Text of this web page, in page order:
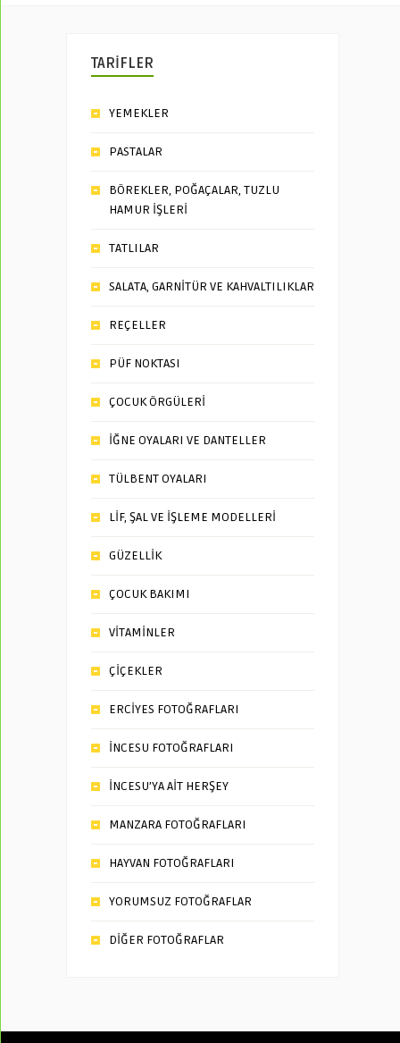
TARİFLER
YEMEKLER
PASTALAR
BÖREKLER, POĞAÇALAR, TUZLU
HAMUR İŞLERİ
TATLILAR
SALATA, GARNİTÜR VE KAHVALTILIKLAR
REÇELLER
PÜF NOKTASI
ÇOCUK ÖRGÜLERİ
İĞNE OYALARI VE DANTELLER
TÜLBENT OYALARI
LİF, ŞAL VE İŞLEME MODELLERİ
GÜZELLİK
ÇOCUK BAKIMI
VİTAMİNLER
ÇİÇEKLER
ERCİYES FOTOĞRAFLARI
İNCESU FOTOĞRAFLARI
İNCESU’YA AİT HERŞEY
MANZARA FOTOĞRAFLARI
HAYVAN FOTOĞRAFLARI
YORUMSUZ FOTOĞRAFLAR
DİĞER FOTOĞRAFLAR